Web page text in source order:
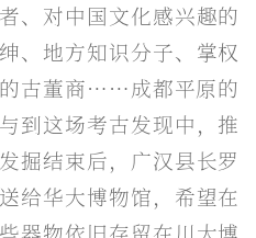
、对中国文化感兴趣的
、地方知识分子、掌权
古董商……成都平原的
到这场考古发现中，推
掘结束后，广汉县长罗
给华大博物馆，希望在